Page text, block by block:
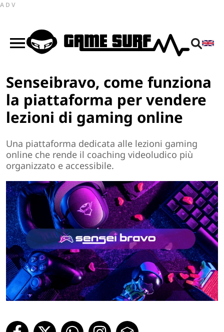
ADV
Senseibravo, come funziona
la piattaforma per vendere
lezioni di gaming online
Una piattaforma dedicata alle lezioni gaming
online che rende il coaching videoludico più
organizzato e accessibile.